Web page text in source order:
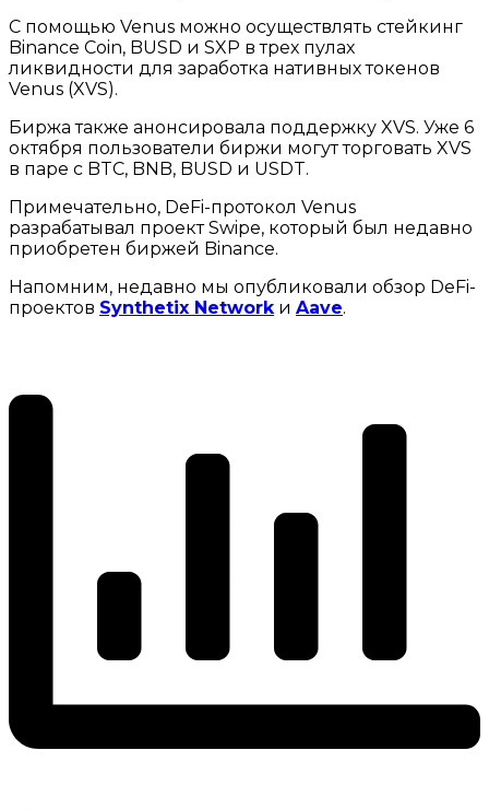
С помощью Venus можно осуществлять стейкинг
Binance Coin, BUSD и SXP в трех пулах
ликвидности для заработка нативных токенов
Venus (XVS).
Биржа также анонсировала поддержку XVS. Уже 6
октября пользователи биржи могут торговать XVS
в паре с BTC, BNB, BUSD и USDT.
Примечательно, DeFi-протокол Venus
разрабатывал проект Swipe, который был недавно
приобретен биржей Binance.
Напомним, недавно мы опубликовали обзор DeFi-
проектов Synthetix Network и Aave.